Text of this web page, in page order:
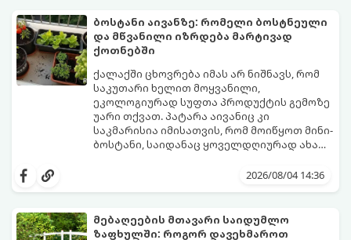
ბოსტანი აივანზე: რომელი ბოსტნეული
და მწვანილი იზრდება მარტივად
ქოთნებში
ქალაქში ცხოვრება იმას არ ნიშნავს, რომ
საკუთარი ხელით მოყვანილი,
ეკოლოგიურად სუფთა პროდუქტის გემოზე
უარი თქვათ. პატარა აივანიც კი
საკმარისია იმისათვის, რომ მოიწყოთ მინი-
ბოსტანი, საიდანაც ყოველდღიურად ახალ,
სასიამოვნო და ესთეტიკური ჰობია.
კარგად და როგორ მოუაროთ მათ სწორად.
2026/08/04 14:36
მებაღეების მთავარი საიდუმლო
ზაფხულში: როგორ დავეხმაროთ